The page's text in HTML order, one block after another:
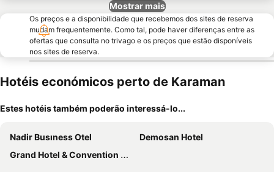
Mostrar mais
Os preços e a disponibilidade que recebemos dos sites de reserva
mudam frequentemente. Como tal, pode haver diferenças entre as
ofertas que consulta no trivago e os preços que estão disponíveis
nos sites de reserva.
Hotéis económicos perto de Karaman
Estes hotéis também poderão interessá-lo...
Nadir Busıness Otel
Demosan Hotel
Grand Hotel & Convention Center